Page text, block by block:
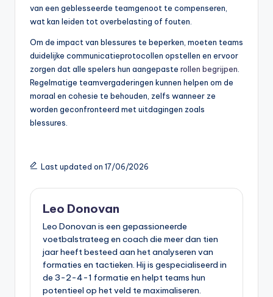
van een geblesseerde teamgenoot te compenseren,
wat kan leiden tot overbelasting of fouten.
Om de impact van blessures te beperken, moeten teams
duidelijke communicatieprotocollen opstellen en ervoor
zorgen dat alle spelers hun aangepaste rollen begrijpen
Regelmatige teamvergaderingen kunnen helpen om de
moraal en cohesie te behouden, zelfs wanneer ze
worden geconfronteerd met uitdagingen zoals
blessures.
Last updated on 17/06/2026
Leo Donovan
Leo Donovan is een gepassioneerde
voetbalstrateeg en coach die meer dan tien
jaar heeft besteed aan het analyseren van
formaties en tactieken. Hij is gespecialiseerd in
de 3-2-4-1 formatie en helpt teams hun
potentieel op het veld te maximaliseren.